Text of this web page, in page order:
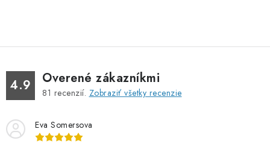
4.9 Overené zákazníkmi
81 recenzií. Zobraziť všetky recenzie
Eva Somersova